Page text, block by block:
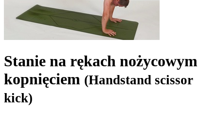
Stanie na rękach nożycowym
kopnięciem (Handstand scissor
kick)